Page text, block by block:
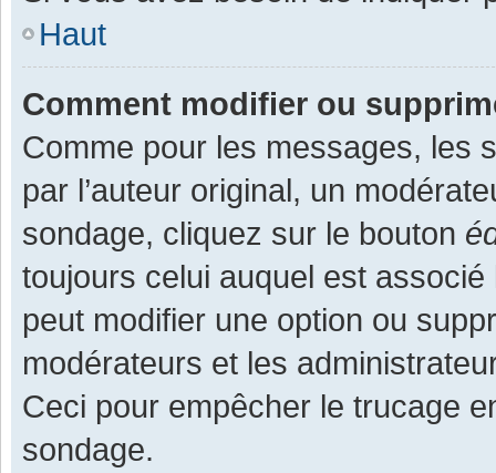
Haut
Comment modifier ou
Comme pour les messages, les
par l’auteur original, un
sondage, cliquez sur le bouton
toujours celui auquel est associé
peut modifier une option ou
modérateurs et les
Ceci pour empêcher le trucage
sondage.